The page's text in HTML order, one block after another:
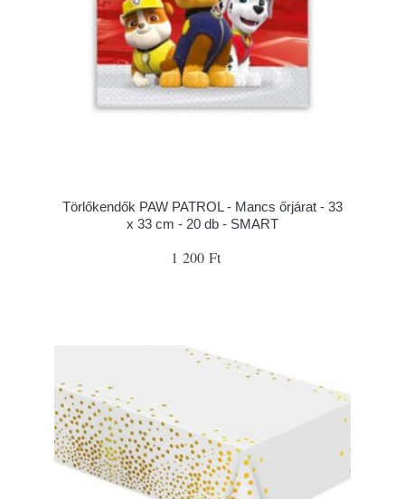
Törlőkendők PAW PATROL - Mancs őrjárat - 33
x 33 cm - 20 db - SMART
1 200 Ft